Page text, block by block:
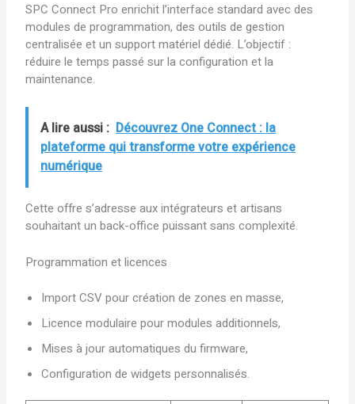
SPC Connect Pro enrichit l’interface standard avec des
modules de programmation, des outils de gestion
centralisée et un support matériel dédié. L’objectif :
réduire le temps passé sur la configuration et la
maintenance.
A lire aussi : Découvrez One Connect : la
plateforme qui transforme votre expérience
numérique
Cette offre s’adresse aux intégrateurs et artisans
souhaitant un back-office puissant sans complexité.
Programmation et licences
Import CSV pour création de zones en masse,
Licence modulaire pour modules additionnels,
Mises à jour automatiques du firmware,
Configuration de widgets personnalisés.